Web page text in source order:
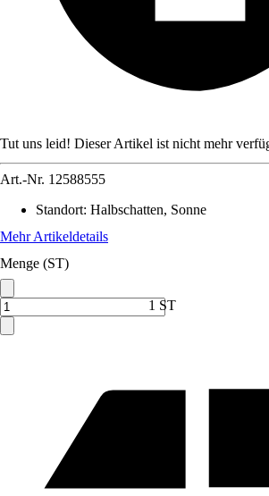
Tut uns leid! Dieser Artikel ist nicht mehr
Art.-Nr. 12588555
Standort: Halbschatten, Sonne
Mehr Artikeldetails
Menge (ST)
1 ST